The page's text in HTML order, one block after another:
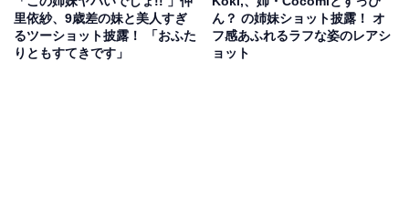
里依紗、9歳差の妹と美人すぎ
るツーショット披露！ 「おふた
りともすてきです」
ん？ の姉妹ショット披露！ オ
フ感あふれるラフな姿のレアシ
ョット